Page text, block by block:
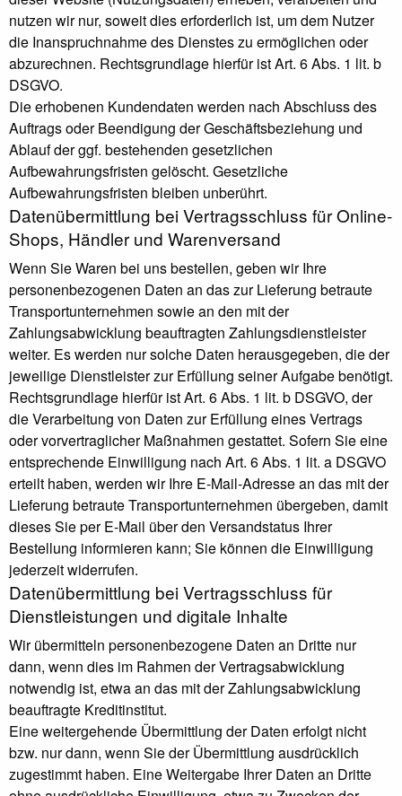
nutzen wir nur, soweit dies erforderlich ist, um dem Nutzer
die Inanspruchnahme des Dienstes zu ermöglichen oder
abzurechnen. Rechtsgrundlage hierfür ist Art. 6 Abs. 1 lit. b
DSGVO.
Die erhobenen Kundendaten werden nach Abschluss des
Auftrags oder Beendigung der Geschäftsbeziehung und
Ablauf der ggf. bestehenden gesetzlichen
Aufbewahrungsfristen gelöscht. Gesetzliche
Aufbewahrungsfristen bleiben unberührt.
Daten­übermittlung bei Vertragsschluss für Online-
Shops, Händler und Warenversand
Wenn Sie Waren bei uns bestellen, geben wir Ihre
personenbezogenen Daten an das zur Lieferung betraute
Transportunternehmen sowie an den mit der
Zahlungsabwicklung beauftragten Zahlungsdienstleister
weiter. Es werden nur solche Daten herausgegeben, die der
jeweilige Dienstleister zur Erfüllung seiner Aufgabe benötigt.
Rechtsgrundlage hierfür ist Art. 6 Abs. 1 lit. b DSGVO, der
die Verarbeitung von Daten zur Erfüllung eines Vertrags
oder vorvertraglicher Maßnahmen gestattet. Sofern Sie eine
entsprechende Einwilligung nach Art. 6 Abs. 1 lit. a DSGVO
erteilt haben, werden wir Ihre E-Mail-Adresse an das mit der
Lieferung betraute Transportunternehmen übergeben, damit
dieses Sie per E-Mail über den Versandstatus Ihrer
Bestellung informieren kann; Sie können die Einwilligung
jederzeit widerrufen.
Daten­übermittlung bei Vertragsschluss für
Dienstleistungen und digitale Inhalte
Wir übermitteln personenbezogene Daten an Dritte nur
dann, wenn dies im Rahmen der Vertragsabwicklung
notwendig ist, etwa an das mit der Zahlungsabwicklung
beauftragte Kreditinstitut.
Eine weitergehende Übermittlung der Daten erfolgt nicht
bzw. nur dann, wenn Sie der Übermittlung ausdrücklich
zugestimmt haben. Eine Weitergabe Ihrer Daten an Dritte